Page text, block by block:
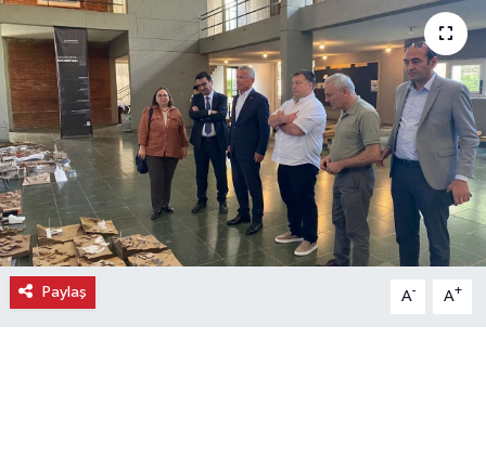
Paylaş A- A+
Gurme
Haber
İlçe Haberleri
Keşfet
Kültür & Sanat
Magazin